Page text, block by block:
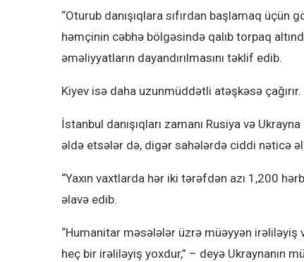
“Oturub danışıqlara sıfırdan başlamaq üçün
həmçinin cəbhə bölgəsində qalıb torpaq
əməliyyatların dayandırılmasını təklif edib.
Kiyev isə daha uzunmüddətli atəşkəsə çağırır.
İstanbul danışıqları zamanı Rusiya və
əldə etsələr də, digər sahələrdə ciddi nəticə
“Yaxın vaxtlarda hər iki tərəfdən azı 1,200
əlavə edib.
“Humanitar məsələlər üzrə müəyyən irəliləyiş
heç bir irəliləyiş yoxdur,” – deyə Ukraynanın